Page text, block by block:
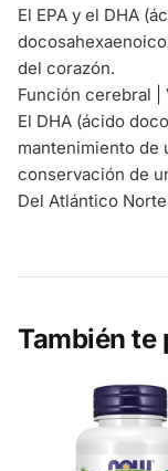
El EPA y el DHA
del corazón.
Función cerebral |
El DHA (ácido
mantenimiento de
conservación de
Del Atlántico Norte
También te